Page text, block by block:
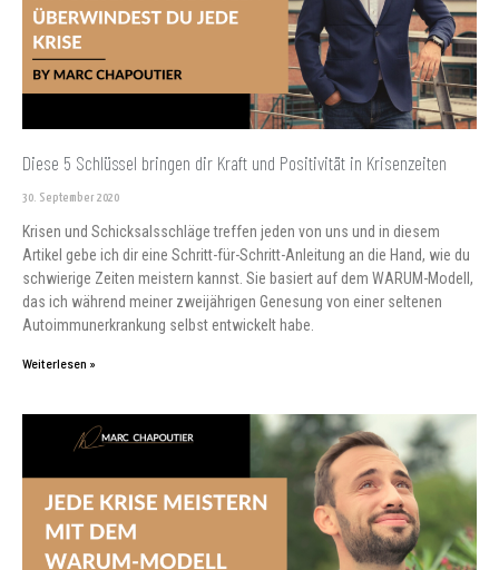
Diese 5 Schlüssel bringen dir Kraft und Positivität in Krisenzeiten
30. September 2020
Krisen und Schicksalsschläge treffen jeden von uns und in diesem
Artikel gebe ich dir eine Schritt-für-Schritt-Anleitung an die Hand, wie du
schwierige Zeiten meistern kannst. Sie basiert auf dem WARUM-Modell,
das ich während meiner zweijährigen Genesung von einer seltenen
Autoimmunerkrankung selbst entwickelt habe.
Weiterlesen »